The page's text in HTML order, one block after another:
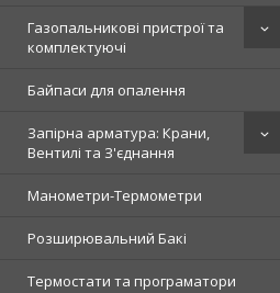
Газопальникові пристрої та
комплектуючі
Байпаси для опалення
Запірна арматура: Крани,
Вентилі та З'єднання
Манометри-Термометри
Розширювальний Бакі
Термостати та програматори